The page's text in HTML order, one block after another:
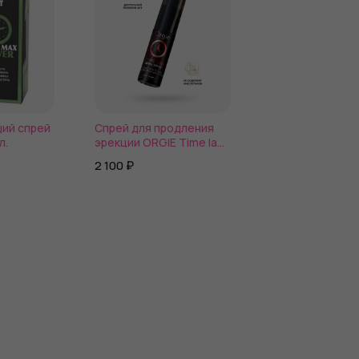
спрей
Спрей для продления
эрекции ORGIE Time lag
2 100 ₽